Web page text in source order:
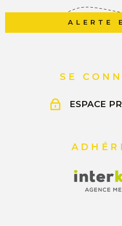
ALERTE
SE
ESPACE